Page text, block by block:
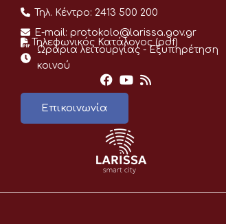
Τηλ. Κέντρο: 2413 500 200
E-mail: protokolo@larissa.gov.gr
Τηλεφωνικός Κατάλογος (pdf)
Ωράρια λειτουργίας - Eξυπηρέτηση
κοινού
Επικοινωνία